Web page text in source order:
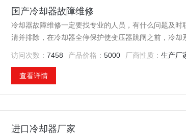
国产冷却器故障维修
冷却器故障维修一定要找专业的人员，有什么问题及
清并排除，在冷却器全停保护使变压器跳闸之前，冷却
访问次数： 7458 产品价格： 5000 厂商性质： 生产厂
查看详情
进口冷却器厂家